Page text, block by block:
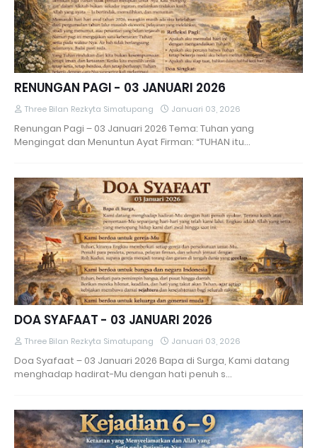
RENUNGAN PAGI - 03 JANUARI 2026
Three Bilan Rezkyta Simatupang Januari 03, 2026
Renungan Pagi – 03 Januari 2026 Tema: Tuhan yang
Mengingat dan Menuntun Ayat Firman: “TUHAN itu…
DOA SYAFAAT - 03 JANUARI 2026
Three Bilan Rezkyta Simatupang Januari 03, 2026
Doa Syafaat – 03 Januari 2026 Bapa di Surga, Kami datang
menghadap hadirat-Mu dengan hati penuh s…